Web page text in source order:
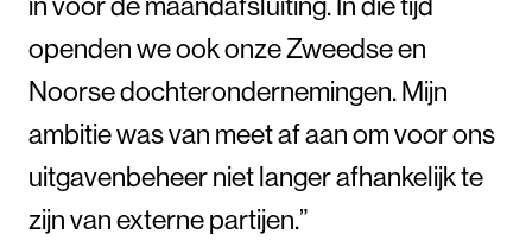
in voor de maandafsluiting. In die tijd
openden we ook onze Zweedse en
Noorse dochterondernemingen. Mijn
ambitie was van meet af aan om voor ons
uitgavenbeheer niet langer afhankelijk te
zijn van externe partijen.”